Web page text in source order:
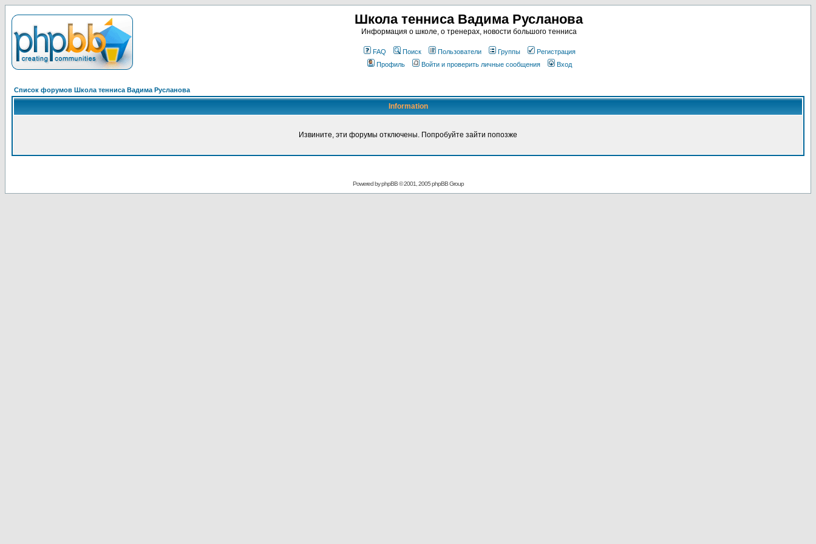
Школа тенниса Вадима Русланова
Информация о школе, о тренерах, новости большого тенниса
FAQ Поиск Пользователи Группы
Регистрация
Профиль
Войти и проверить личные сообщения Вход
Список форумов Школа тенниса Вадима Русланова
Information
Извините, эти форумы отключены. Попробуйте зайти попозже
Powered byphpBB© 2001, 2005 phpBB Group